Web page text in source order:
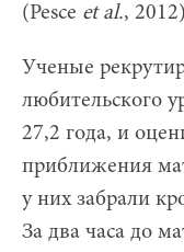
(Pesce et al.,
Ученые
любительского
27,2 года, и
приближения
у них забрали
За два часа до